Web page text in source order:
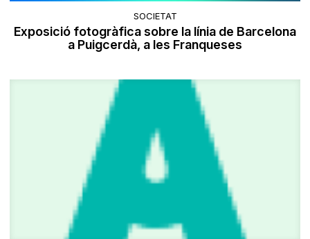
SOCIETAT
Exposició fotogràfica sobre la línia de Barcelona
a Puigcerdà, a les Franqueses